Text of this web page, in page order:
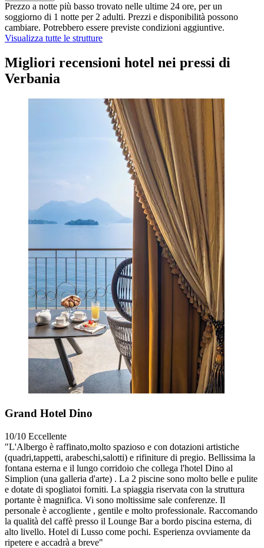
Prezzo a notte più basso trovato nelle ultime 24 ore, per un
soggiorno di 1 notte per 2 adulti. Prezzi e disponibilità possono
cambiare. Potrebbero essere previste condizioni aggiuntive.
Visualizza tutte le strutture
Migliori recensioni hotel nei pressi di
Verbania
Grand Hotel Dino
10/10 Eccellente
"L'Albergo è raffinato,molto spazioso e con dotazioni artistiche
(quadri,tappetti, arabeschi,salotti) e rifiniture di pregio. Bellissima la
fontana esterna e il lungo corridoio che collega l'hotel Dino al
Simplion (una galleria d'arte) . La 2 piscine sono molto belle e pulite
e dotate di spogliatoi forniti. La spiaggia riservata con la struttura
portante è magnifica. Vi sono moltissime sale conferenze. Il
personale è accogliente , gentile e molto professionale. Raccomando
la qualità del caffè presso il Lounge Bar a bordo piscina esterna, di
alto livello. Hotel di Lusso come pochi. Esperienza ovviamente da
ripetere e accadrà a breve"